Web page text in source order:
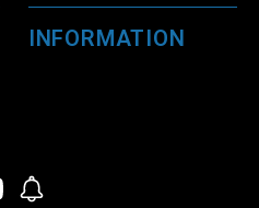
INFORMATION